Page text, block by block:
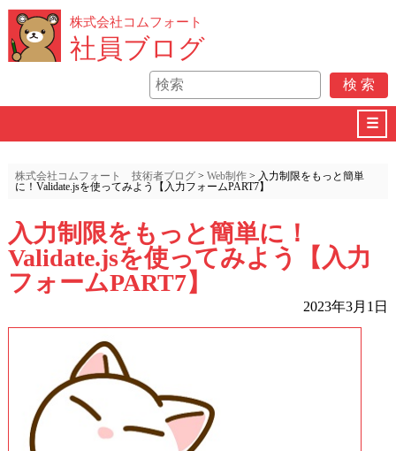
株式会社コムフォート
社員ブログ
☰
株式会社コムフォート 技術者ブログ> Web制作> 入力制限をもっと簡単
に！Validate.jsを使ってみよう【入力フォームPART7】
入力制限をもっと簡単に！
Validate.jsを使ってみよう【入力
フォームPART7】
2023年3月1日